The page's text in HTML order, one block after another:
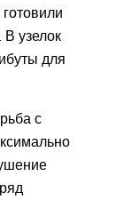
В узелок
для
с